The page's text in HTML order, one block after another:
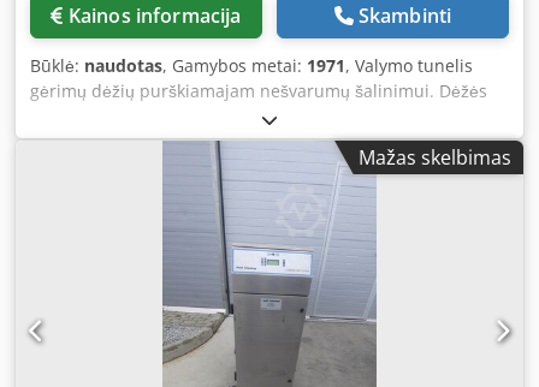
Kainos informacija Skambinti
Būklė: naudotas, Gamybos metai: 1971, Valymo tunelis
gėrimų dėžių purškiamajam nešvarumų šalinimui. Dėžės
prieš ir po įėjimo į dėžių plovimo mašiną apverčiamos
aukštyn kojomis. Mašina (papildomai): Valymo tunelis
gėrimų dėžių nuplovimui Galia: 300 dėžių/val. Darbo
kryptis: iš kairės į dešinę Dksdpfozg I D Iex Aclsr Medžiaga:
tunelis iš nerūdijančio plieno Padėtis / vieta: ant kojelių
stovinčiame korpuse Pagrindinė konstrukcija: tiesinė eiga
Įranga: valymo purkštukai, temperatūros indikatorius,
Mažas skelbimas